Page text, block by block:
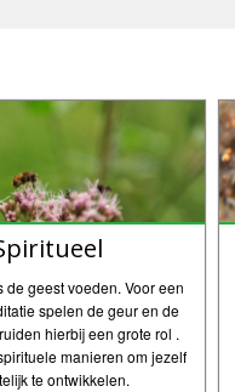
de geest voeden. Voor een
spelen de geur en de
hierbij een grote rol .
manieren om jezelf
te ontwikkelen.